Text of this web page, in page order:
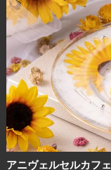
アニヴェルセルカフ
観光ガイド
ランキング
ブログ記事